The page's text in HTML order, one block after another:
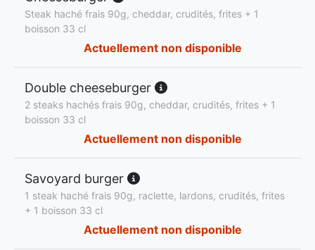
Steak haché frais 90g, cheddar, crudités, frites + 1
boisson 33 cl
Actuellement non disponible
Double cheeseburger
2 steaks hachés frais 90g, cheddar, crudités, frites + 1
boisson 33 cl
Actuellement non disponible
Savoyard burger
1 steak haché frais 90g, raclette, lardons, crudités, frites
+ 1 boisson 33 cl
Actuellement non disponible